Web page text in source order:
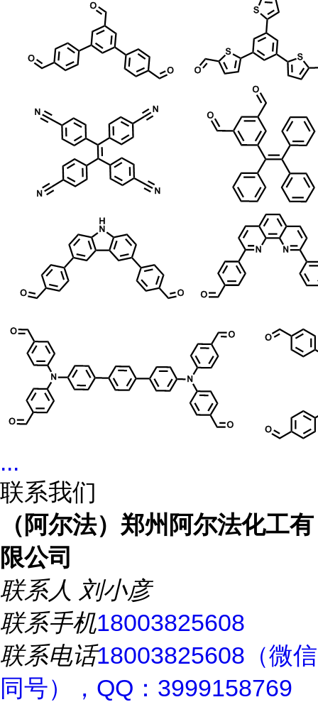
...
联系我们
（阿尔法）郑州阿尔法化工有
限公司
联系人 刘小彦
联系手机18003825608
联系电话18003825608（微信
同号），QQ：3999158769